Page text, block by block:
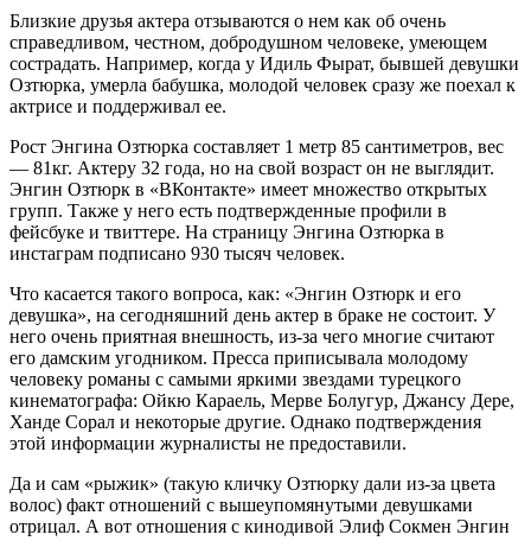
Близкие друзья актера отзываются о нем как об очень
справедливом, честном, добродушном человеке, умеющем
сострадать. Например, когда у Идиль Фырат, бывшей девушки
Озтюрка, умерла бабушка, молодой человек сразу же поехал к
актрисе и поддерживал ее.
Рост Энгина Озтюрка составляет 1 метр 85 сантиметров, вес
— 81кг. Актеру 32 года, но на свой возраст он не выглядит.
Энгин Озтюрк в «ВКонтакте» имеет множество открытых
групп. Также у него есть подтвержденные профили в
фейсбуке и твиттере. На страницу Энгина Озтюрка в
инстаграм подписано 930 тысяч человек.
Что касается такого вопроса, как: «Энгин Озтюрк и его
девушка», на сегодняшний день актер в браке не состоит. У
него очень приятная внешность, из-за чего многие считают
его дамским угодником. Пресса приписывала молодому
человеку романы с самыми яркими звездами турецкого
кинематографа: Ойкю Караель, Мерве Болугур, Джансу Дере,
Ханде Сорал и некоторые другие. Однако подтверждения
этой информации журналисты не предоставили.
Да и сам «рыжик» (такую кличку Озтюрку дали из-за цвета
волос) факт отношений с вышеупомянутыми девушками
отрицал. А вот отношения с кинодивой Элиф Сокмен Энгин